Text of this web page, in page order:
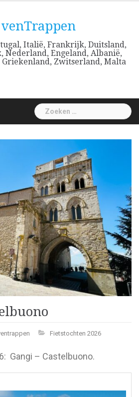
Italië, Frankrijk, Duitsland,
Nederland, Engeland, Albanië,
Zwitserland, Malta
Zoeken
naar:
Fietstochten 2026
Gangi – Castelbuono.